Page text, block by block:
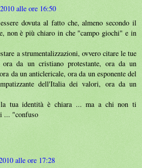
alle ore 16:50
dovuta al fatto che, almeno secondo il
non è più chiaro in che "campo giochi" e in
a strumentalizzazioni, ovvero citare le tue
ora da un cristiano protestante, ora da un
da un anticlericale, ora da un esponente del
dell'Italia dei valori, ora da un
tua identità è chiara ... ma a chi non ti
... "confuso
alle ore 17:28